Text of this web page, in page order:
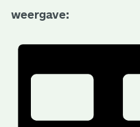
weergave: